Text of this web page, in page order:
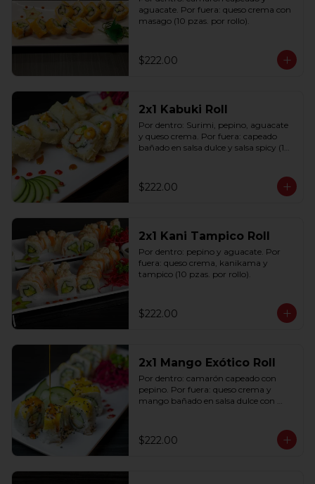
aguacate. Por fuera: queso crema con
masago (10 pzas. por rollo).
$222.00
2x1 Kabuki Roll
Por dentro: Surimi, pepino, aguacate
y queso crema. Por fuera: capeado
bañado en salsa dulce y salsa spicy (10
$222.00
2x1 Kani Tampico Roll
Por dentro: pepino y aguacate. Por
fuera: queso crema, kanikama y
tampico (10 pzas. por rollo).
$222.00
2x1 Mango Exótico Roll
Por dentro: camarón capeado con
pepino. Por fuera: queso crema y
mango bañado en salsa dulce con
$222.00